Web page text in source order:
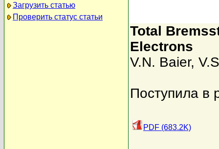
Загрузить статью
Проверить статус статьи
Total
Electrons
V.N. Baier,
Поступила в
PDF (683.2K)